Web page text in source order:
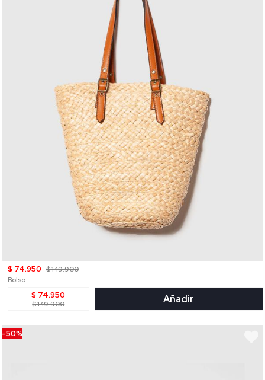
$ 74.950 $ 149.900
Bolso
$ 74.950
$ 149.900 Añadir
-50%